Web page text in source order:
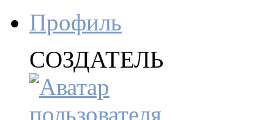
Профиль
СОЗДАТЕЛЬ